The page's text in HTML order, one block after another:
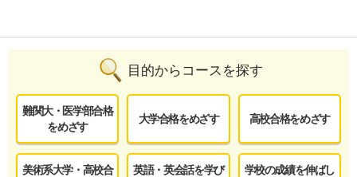
目的からコースを探す
難関大・医学部合格
をめざす
大学合格をめざす 高校合格をめざす
美術系大学・高校合
英語・英会話を学び
学校の成績を伸ばし